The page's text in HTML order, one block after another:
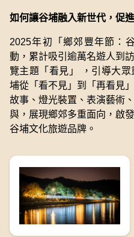
如何讓谷埔融入新世代，促
2025年初「鄉郊豐年節
動，累計吸引逾萬名遊人到
覽主題「看見」 ，引導大
埔從「看不見」到「再看見
故事、燈光裝置、表演藝術
與，展現鄉郊多重面向，啟
谷埔文化旅遊品牌。